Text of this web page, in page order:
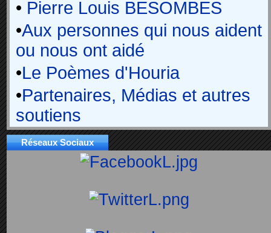
• Pierre Louis BESOMBES
•Aux personnes qui nous aident
ou nous ont aidé
•Le Poèmes d'Houria
•Partenaires, Médias et autres
soutiens
Réseaux Sociaux